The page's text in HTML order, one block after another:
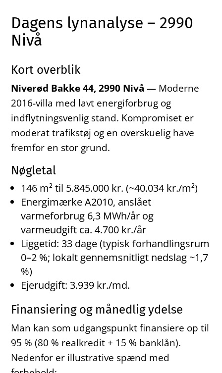
Dagens lynanalyse – 2990
Nivå
Kort overblik
Niverød Bakke 44, 2990 Nivå — Moderne
2016-villa med lavt energiforbrug og
indflytningsvenlig stand. Kompromiset er
moderat trafikstøj og en overskuelig have
fremfor en stor grund.
Nøgletal
146 m² til 5.845.000 kr. (~40.034 kr./m²)
Energimærke A2010, anslået
varmeforbrug 6,3 MWh/år og
varmeudgift ca. 4.700 kr./år
Liggetid: 33 dage (typisk forhandlingsrum
0–2 %; lokalt gennemsnitligt nedslag ~1,7
%)
Ejerudgift: 3.939 kr./md.
Finansiering og månedlig ydelse
Man kan som udgangspunkt finansiere op til
95 % (80 % realkredit + 15 % banklån).
Nedenfor er illustrative spænd med